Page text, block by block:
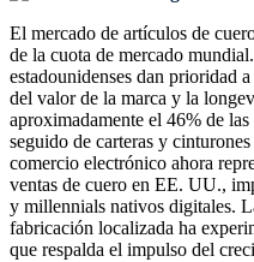
El mercado de artículos de
de la cuota de mercado
estadounidenses dan prioridad
del valor de la marca y la
aproximadamente el 46% de
seguido de carteras y
comercio electrónico ahora
ventas de cuero en EE. UU.,
y millennials nativos digitales.
fabricación localizada ha
que respalda el impulso del